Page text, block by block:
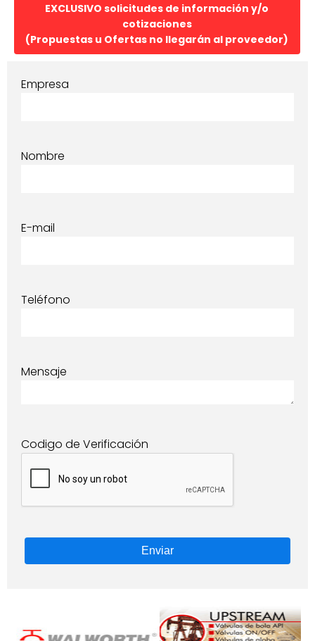
EXCLUSIVO solicitudes de información y/o
cotizaciones
(Propuestas u Ofertas no llegarán al proveedor)
Empresa
Nombre
E-mail
Teléfono
Mensaje
Codigo de Verificación
Enviar